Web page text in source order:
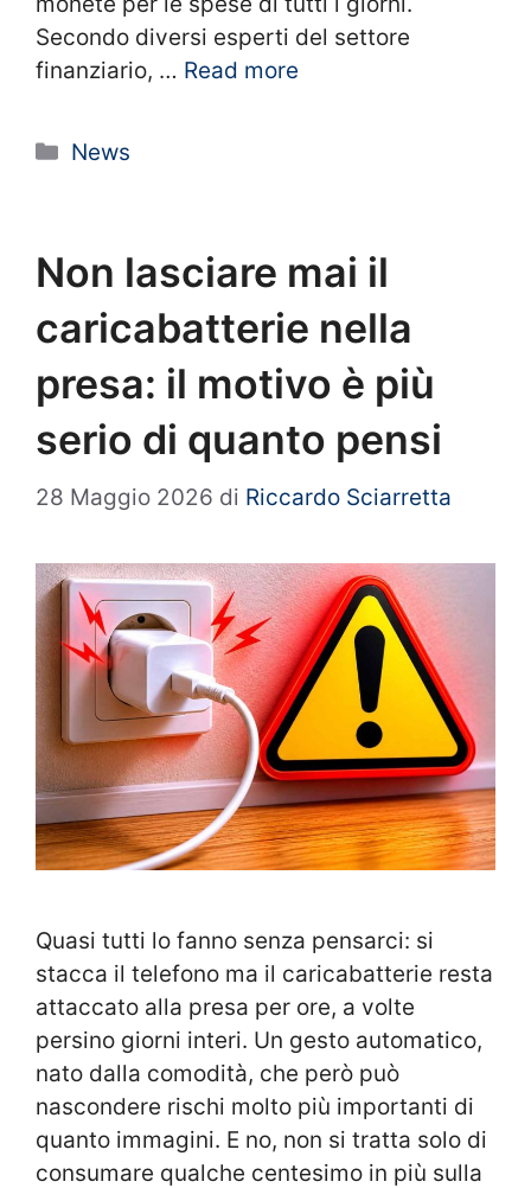
Secondo diversi esperti del settore
finanziario, … Read more
Categorie
News
Non lasciare mai il
caricabatterie nella
presa: il motivo è più
serio di quanto pensi
28 Maggio 2026 di Riccardo Sciarretta
Quasi tutti lo fanno senza pensarci: si
stacca il telefono ma il caricabatterie resta
attaccato alla presa per ore, a volte
persino giorni interi. Un gesto automatico,
nato dalla comodità, che però può
nascondere rischi molto più importanti di
quanto immagini. E no, non si tratta solo di
consumare qualche centesimo in più sulla